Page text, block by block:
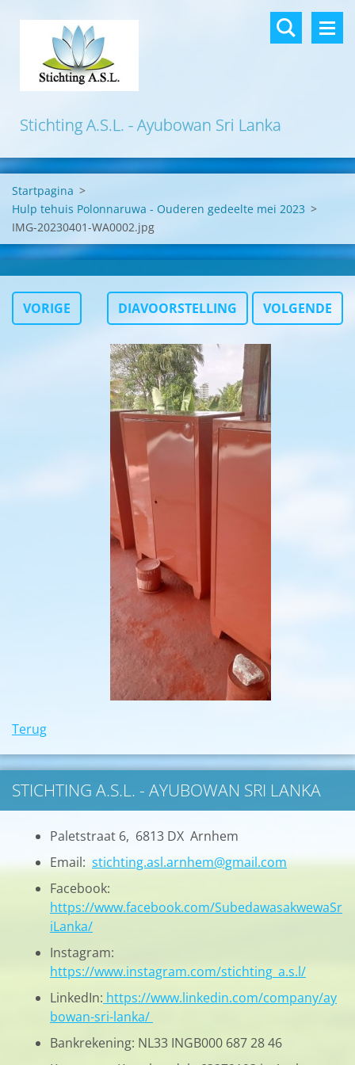
Stichting A.S.L. - Ayubowan Sri Lanka
Startpagina >
Hulp tehuis Polonnaruwa - Ouderen gedeelte mei 2023 >
IMG-20230401-WA0002.jpg
VORIGE DIAVOORSTELLING VOLGENDE
Terug
STICHTING A.S.L. - AYUBOWAN SRI LANKA
Paletstraat 6, 6813 DX Arnhem
Email: stichting.asl.arnhem@gmail.com
Facebook:
https://www.facebook.com/SubedawasakwewaSr
iLanka/
Instagram:
https://www.instagram.com/stichting_a.s.l/
LinkedIn: https://www.linkedin.com/company/ay
bowan-sri-lanka/
Bankrekening: NL33 INGB000 687 28 46